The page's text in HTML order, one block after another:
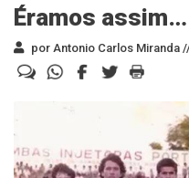
Éramos assim…
por Antonio Carlos Miranda